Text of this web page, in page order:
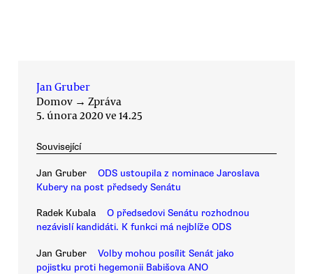
Jan Gruber
Domov → Zpráva
5. února 2020 ve 14.25
Související
Jan Gruber
ODS ustoupila z nominace Jaroslava
Kubery na post předsedy Senátu
Radek Kubala
O předsedovi Senátu rozhodnou
nezávislí kandidáti. K funkci má nejblíže ODS
Jan Gruber
Volby mohou posílit Senát jako
pojistku proti hegemonii Babišova ANO